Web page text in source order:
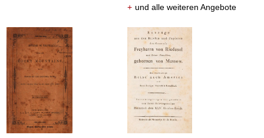
+ und alle weiteren Angebote